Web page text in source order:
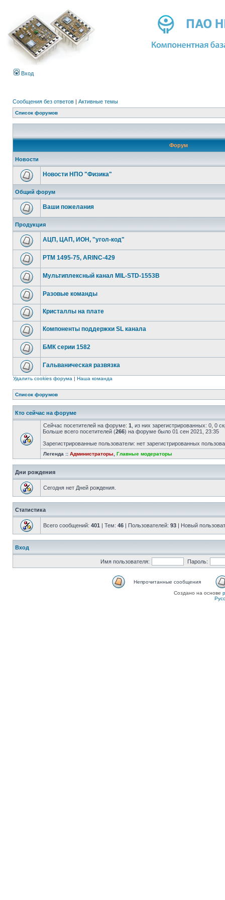
Вход
Сообщения без ответов | Активные темы
Список форумов
Форум
Новости
Новости НПО "Физика"
Общий форум
Ваши пожелания
Продукция
АЦП, ЦАП, ИОН, "угол-код"
РТМ 1495-75, ARINC-429
Мультиплексный канал MIL-STD-1553B
Разовые команды
Кристаллы на плате
Компоненты поддержки SL канала
БМК серии 1582
Гальваническая развязка
Удалить cookies форума | Наша команда
Список форумов
Кто сейчас на форуме
Сейчас посетителей на форуме: 1 , из них зарегистрированных: 0, 0
Больше всего посетителей (266) на форуме было 01 сен 2021, 23:35
Зарегистрированные пользователи: нет зарегистрированных
Легенда :: Администраторы Главные модераторы
Дни рождения
Сегодня нет Дней рождения.
Статистика
Всего сообщений: 401 | Тем: 46 | Пользователей: 93 | Новый
Вход
Имя пользователя: Пароль:
Непрочитанные сообщения
Создано на основе